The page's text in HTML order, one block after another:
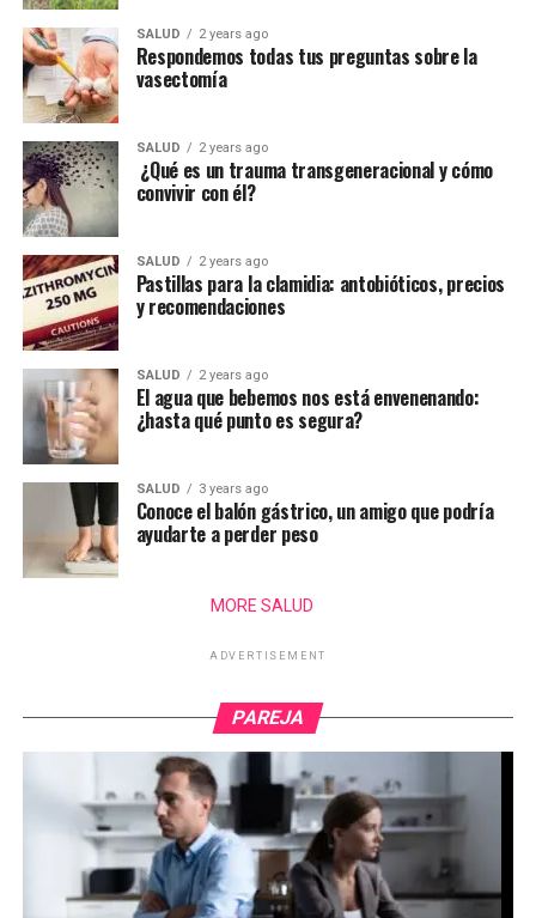
SALUD 2 years ago
Respondemos todas tus preguntas sobre la
vasectomía
SALUD 2 years ago
¿Qué es un trauma transgeneracional y cómo
convivir con él?
SALUD 2 years ago
Pastillas para la clamidia: antobióticos, precios
y recomendaciones
SALUD 2 years ago
El agua que bebemos nos está envenenando:
¿hasta qué punto es segura?
SALUD 3 years ago
Conoce el balón gástrico, un amigo que podría
ayudarte a perder peso
MORE SALUD
ADVERTISEMENT
PAREJA